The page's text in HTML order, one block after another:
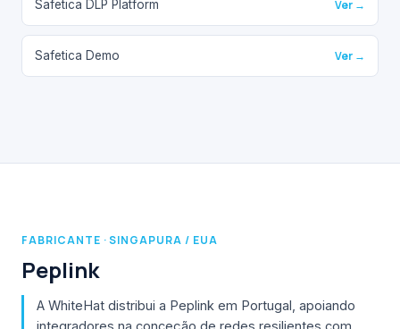
Safetica DLP Platform Ver →
Safetica Demo Ver →
FABRICANTE · SINGAPURA / EUA
Peplink
A WhiteHat distribui a Peplink em Portugal, apoiando
integradores na conceção de redes resilientes com